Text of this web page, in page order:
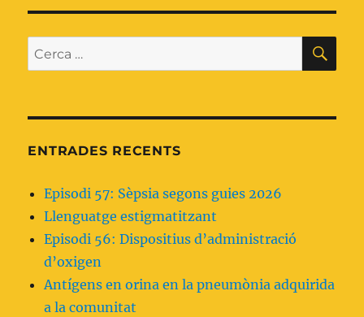
hipercàpnia
en
pacients
amb
les
entrades
ÜEN
T
Cerca:
ENTRADES RECENTS
Episodi 57: Sèpsia segons guies 2026
Llenguatge estigmatitzant
Episodi 56: Dispositius d’administració
d’oxigen
Antígens en orina en la pneumònia adquirida
a la comunitat